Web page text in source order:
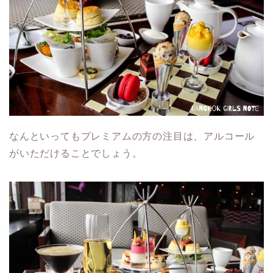
なんといってもプレミアムの方の注目は、アルコール
がいただけることでしょう。